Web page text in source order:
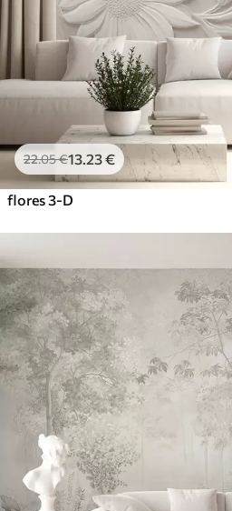
22.05€13.23€
flores 3-D